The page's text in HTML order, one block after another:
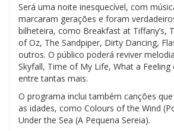
Será uma noite inesquecível, com
marcaram gerações e foram
bilheteira, como Breakfast at Tiffany’s,
of Oz, The Sandpiper, Dirty Dancing,
outros. O público poderá reviver
Skyfall, Time of My Life, What a Feeling
entre tantas mais.
O programa inclui também canções
as idades, como Colours of the Wind
Under the Sea (A Pequena Sereia).